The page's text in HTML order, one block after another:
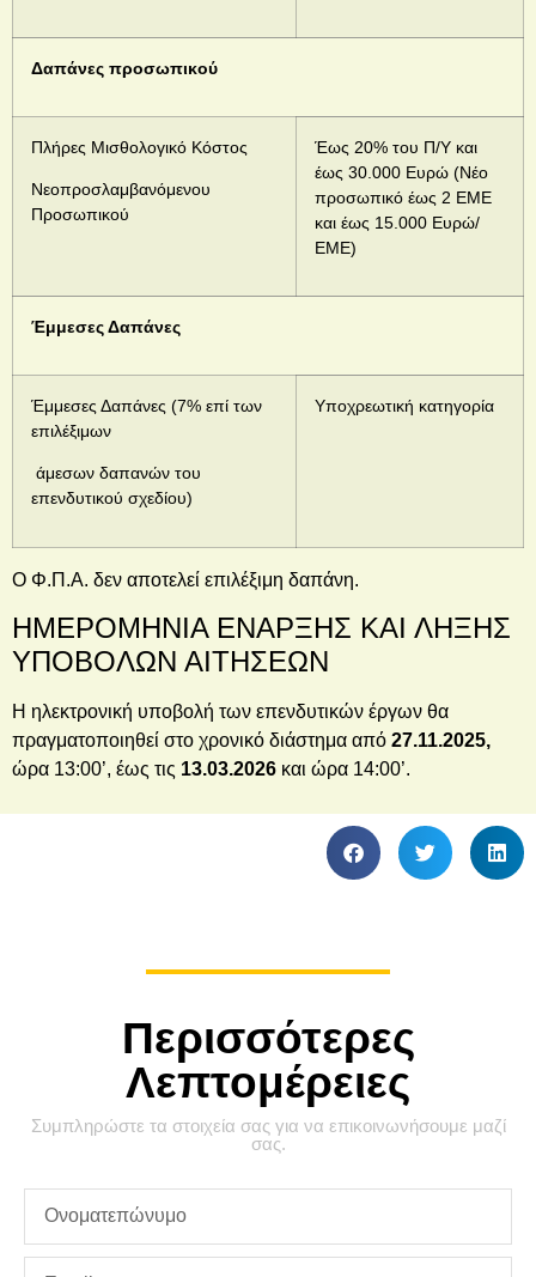
Δαπάνες προσωπικού
Πλήρες Μισθολογικό Κόστος
Νεοπροσλαμβανόμενου
Προσωπικού
Έως 20% του Π/Υ και
έως 30.000 Ευρώ (Νέο
προσωπικό έως 2 ΕΜΕ
και έως 15.000 Ευρώ/
ΕΜΕ)
Έμμεσες Δαπάνες
Έμμεσες Δαπάνες (7% επί των
επιλέξιμων
άμεσων δαπανών του
επενδυτικού σχεδίου)
Υποχρεωτική κατηγορία
Ο Φ.Π.Α. δεν αποτελεί επιλέξιμη δαπάνη.
ΗΜΕΡΟΜΗΝΙΑ ΕΝΑΡΞΗΣ ΚΑΙ ΛΗΞΗΣ
ΥΠΟΒΟΛΩΝ ΑΙΤΗΣΕΩΝ
Η ηλεκτρονική υποβολή των επενδυτικών έργων θα
πραγματοποιηθεί στο χρονικό διάστημα από 27.11.2025,
ώρα 13:00’, έως τις 13.03.2026 και ώρα 14:00’.
Περισσότερες
Λεπτομέρειες
Συμπληρώστε τα στοιχεία σας για να επικοινωνήσουμε μαζί
σας.